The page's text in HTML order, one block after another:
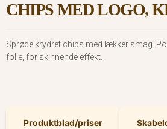
CHIPS MED LOGO,
Sprøde krydret chips med lækker smag.
folie, for skinnende effekt.
Produktblad/priser